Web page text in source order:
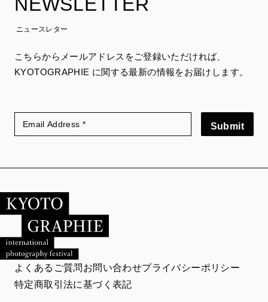
ニュースレター
こちらからメールアドレスをご登録いただければ、
KYOTOGRAPHIE に関する最新の情報をお届けします。
Submit
よくあるご質問 お問い合わせプライバシーポリシー
特定商取引法に基づく表記